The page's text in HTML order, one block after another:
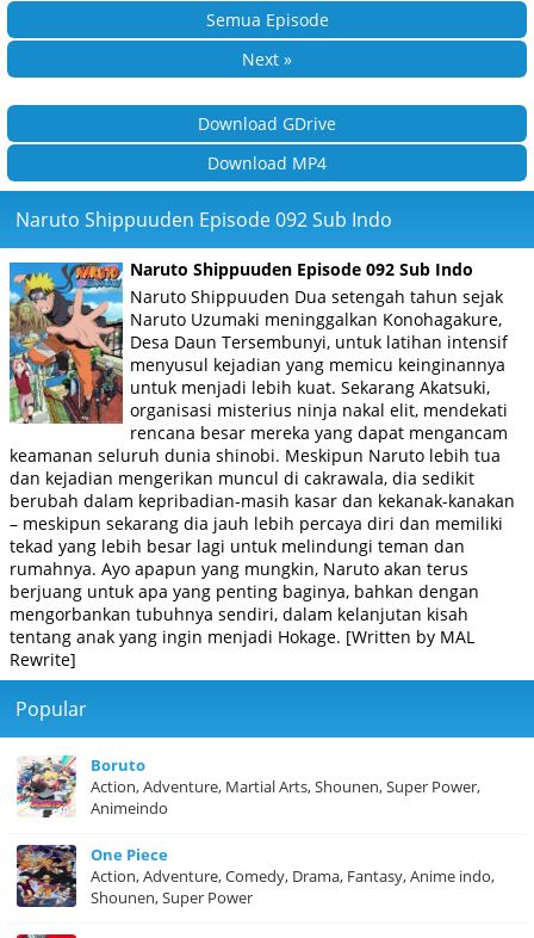
Semua Episode
Next »
Download GDrive
Download MP4
Naruto Shippuuden Episode 092 Sub Indo
Naruto Shippuuden Episode 092 Sub Indo
Naruto Shippuuden Dua setengah tahun sejak
Naruto Uzumaki meninggalkan Konohagakure,
Desa Daun Tersembunyi, untuk latihan intensif
menyusul kejadian yang memicu keinginannya
untuk menjadi lebih kuat. Sekarang Akatsuki,
organisasi misterius ninja nakal elit, mendekati
rencana besar mereka yang dapat mengancam
keamanan seluruh dunia shinobi. Meskipun Naruto lebih tua
dan kejadian mengerikan muncul di cakrawala, dia sedikit
berubah dalam kepribadian-masih kasar dan kekanak-kanakan
– meskipun sekarang dia jauh lebih percaya diri dan memiliki
tekad yang lebih besar lagi untuk melindungi teman dan
rumahnya. Ayo apapun yang mungkin, Naruto akan terus
berjuang untuk apa yang penting baginya, bahkan dengan
mengorbankan tubuhnya sendiri, dalam kelanjutan kisah
tentang anak yang ingin menjadi Hokage. [Written by MAL
Rewrite]
Popular
Boruto
Action, Adventure, Martial Arts, Shounen, Super Power,
Animeindo
One Piece
Action, Adventure, Comedy, Drama, Fantasy, Anime indo,
Shounen, Super Power